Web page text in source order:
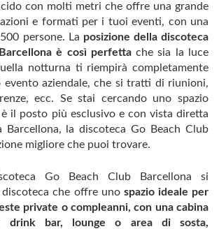
con molti metri che offre una grande
e formati per i tuoi eventi, con una
persone. La posizione della discoteca
è così perfettache sia la luce
notturna ti riempirà completamente
evento aziendale, che si tratti di riunioni,
ecc. Se stai cercando uno spazio
il posto più esclusivo e con vista diretta
​​la discoteca Go Beach Club
migliore che puoi trovare.
Go Beach Club Barcellona si
che offre uno spazio ideale per
private o compleanni, con una cabina
drink bar, lounge o area di sosta,